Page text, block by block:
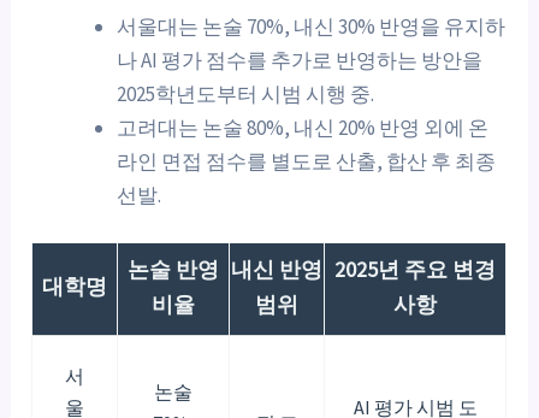
서울대는 논술 70%, 내신 30% 반영을 유지하
나 AI 평가 점수를 추가로 반영하는 방안을
2025학년도부터 시범 시행 중.
고려대는 논술 80%, 내신 20% 반영 외에 온
라인 면접 점수를 별도로 산출, 합산 후 최종
선발.
대학명
논술 반영
비율
내신 반영
범위
2025년 주요 변경
사항
서
울
논술
AI 평가 시범 도